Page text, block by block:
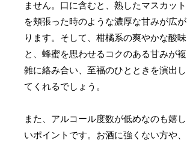
ません。口に含むと、熟したマスカット
を頬張った時のような濃厚な甘みが広が
ります。そして、柑橘系の爽やかな酸味
と、蜂蜜を思わせるコクのある甘みが複
雑に絡み合い、至福のひとときを演出し
てくれるでしょう。
また、アルコール度数が低めなのも嬉し
いポイントです。お酒に強くない方や、